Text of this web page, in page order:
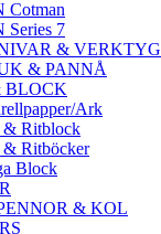
Cotman
Series 7
& VERKTYG
& PANNÅ
BLOCK
Ark
& Ritblock
& Ritböcker
Block
& KOL